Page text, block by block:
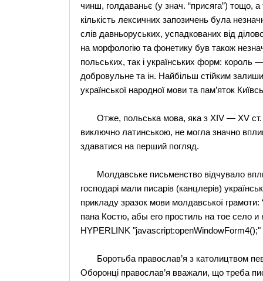
чинш, голдаваньє (у знач. “присяга”) тощо,
кількість лексичних запозичень була
слів давньоруських, успадкованих від
на морфологію та фонетику був також
польських, так і українських форм:
добровульне та ін. Найбільш стійким
української народної мови та пам’яток
Отже, польська мова, яка з XIV — ХV ст.
виключно латинською, не могла значно
здаватися на перший погляд.
Молдавське письменство відчувало
господарі мали писарів (канцлерів)
прикладу зразок мови молдавської
пана Костю, абы его простиль на тое село
HYPERLINK "javascript:openWindowForm4();"
Боротьба православ’я з католицтвом
Оборонці православ’я вважали, що треба